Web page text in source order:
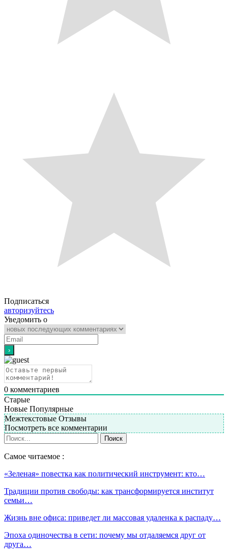
Подписаться
авторизуйтесь
Уведомить о
0 комментариев
Старые
Новые Популярные
Межтекстовые Отзывы
Посмотреть все комментарии
Самое читаемое :
«Зеленая» повестка как политический инструмент: кто…
Традиции против свободы: как трансформируется институт
семьи…
Жизнь вне офиса: приведет ли массовая удаленка к распаду…
Эпоха одиночества в сети: почему мы отдаляемся друг от
друга…